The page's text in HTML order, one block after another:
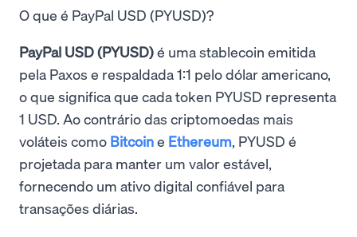
O que é PayPal USD (PYUSD)?
PayPal USD (PYUSD)é uma stablecoin emitida
pela Paxos e respaldada 1:1 pelo dólar americano,
o que significa que cada token PYUSD representa
1 USD. Ao contrário das criptomoedas mais
voláteis como Bitcoine Ethereum, PYUSD é
projetada para manter um valor estável,
fornecendo um ativo digital confiável para
transações diárias.